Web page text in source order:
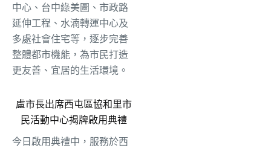
中心、台中綠美圖、市政路
延伸工程、水湳轉運中心及
多處社會住宅等，逐步完善
整體都市機能，為市民打造
更友善、宜居的生活環境。
盧市長出席西屯區協和里市
民活動中心揭牌啟用典禮
今日啟用典禮中，服務於西